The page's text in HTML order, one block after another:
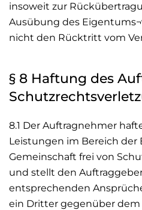
insoweit zur
Ausübung des
nicht den Rücktritt vom
§ 8 Haftung des
8.1 Der Auftragnehmer
Leistungen im Bereich der
Gemeinschaft frei von
und stellt den
entsprechenden
ein Dritter gegenüber